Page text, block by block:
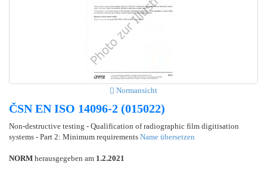
Normansicht
ČSN EN ISO 14096-2 (015022)
Non-destructive testing - Qualification of radiographic film digitisation
systems - Part 2: Minimum requirements Name übersetzen
NORM herausgegeben am 1.2.2021